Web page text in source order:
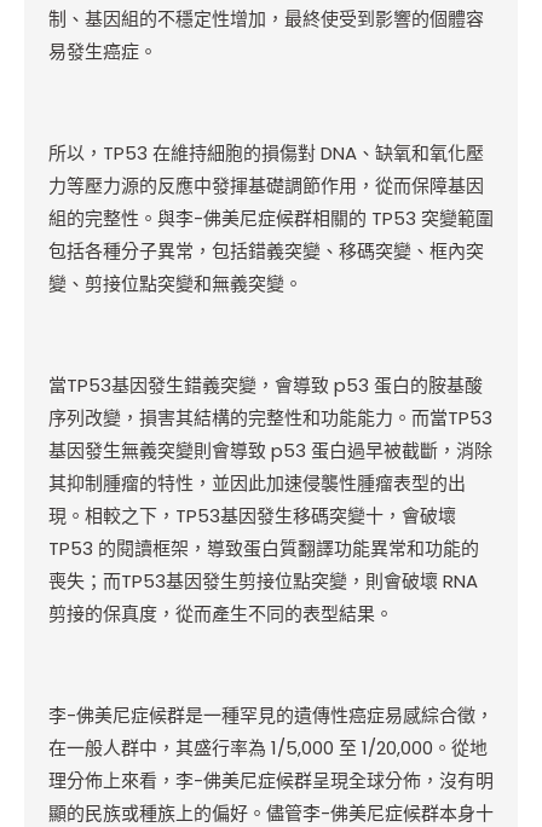
制、基因組的不穩定性增加，最終使受到影響的個體容
易發生癌症。
所以，TP53 在維持細胞的損傷對 DNA、缺氧和氧化壓
力等壓力源的反應中發揮基礎調節作用，從而保障基因
組的完整性。與李-佛美尼症候群相關的 TP53 突變範圍
包括各種分子異常，包括錯義突變、移碼突變、框內突
變、剪接位點突變和無義突變。
當TP53基因發生錯義突變，會導致 p53 蛋白的胺基酸
序列改變，損害其結構的完整性和功能能力。而當TP53
基因發生無義突變則會導致 p53 蛋白過早被截斷，消除
其抑制腫瘤的特性，並因此加速侵襲性腫瘤表型的出
現。相較之下，TP53基因發生移碼突變十，會破壞
TP53 的閱讀框架，導致蛋白質翻譯功能異常和功能的
喪失；而TP53基因發生剪接位點突變，則會破壞 RNA
剪接的保真度，從而產生不同的表型結果。
李-佛美尼症候群是一種罕見的遺傳性癌症易感綜合徵，
在一般人群中，其盛行率為 1/5,000 至 1/20,000。從地
理分佈上來看，李-佛美尼症候群呈現全球分佈，沒有明
顯的民族或種族上的偏好。儘管李-佛美尼症候群本身十